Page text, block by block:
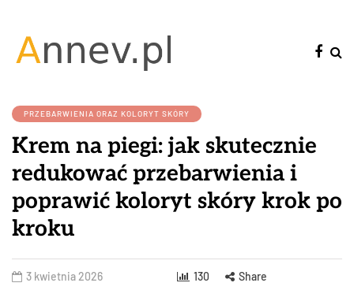
PRZEBARWIENIA ORAZ KOLORYT SKÓRY
Krem na piegi: jak skutecznie
redukować przebarwienia i
poprawić koloryt skóry krok po
kroku
3 kwietnia 2026 130 Share